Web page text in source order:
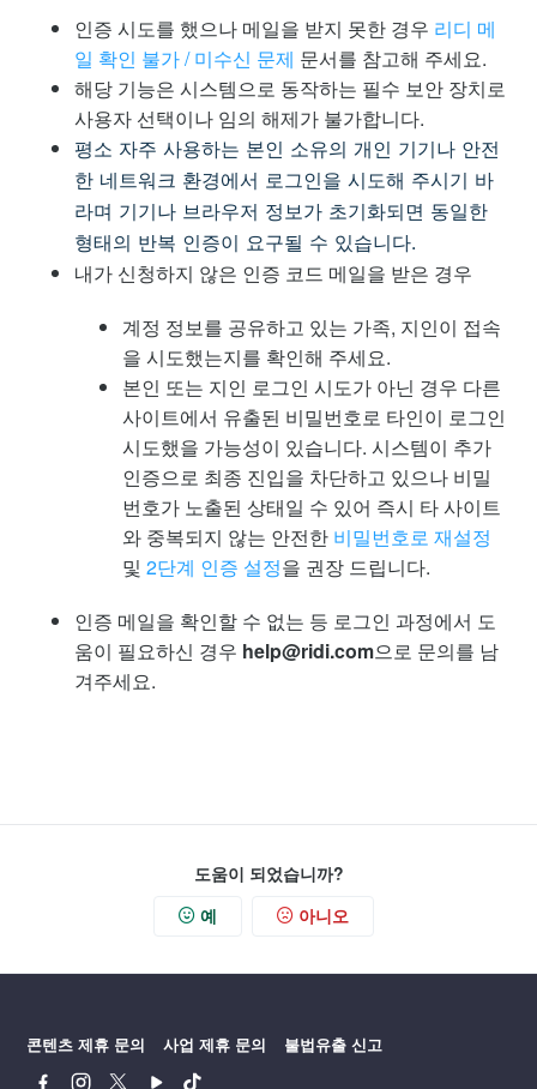
인증 시도를 했으나 메일을 받지 못한 경우 리디 메
일 확인 불가 / 미수신 문제 문서를 참고해 주세요.
해당 기능은 시스템으로 동작하는 필수 보안 장치로
사용자 선택이나 임의 해제가 불가합니다.
평소 자주 사용하는 본인 소유의 개인 기기나 안전
한 네트워크 환경에서 로그인을 시도해 주시기 바
라며 기기나 브라우저 정보가 초기화되면 동일한
형태의 반복 인증이 요구될 수 있습니다.
내가 신청하지 않은 인증 코드 메일을 받은 경우
계정 정보를 공유하고 있는 가족, 지인이 접속
을 시도했는지를 확인해 주세요.
본인 또는 지인 로그인 시도가 아닌 경우 다른
사이트에서 유출된 비밀번호로 타인이 로그인
시도했을 가능성이 있습니다. 시스템이 추가
인증으로 최종 진입을 차단하고 있으나 비밀
번호가 노출된 상태일 수 있어 즉시 타 사이트
와 중복되지 않는 안전한 비밀번호로 재설정
및2단계 인증 설정을 권장 드립니다.
인증 메일을 확인할 수 없는 등 로그인 과정에서 도
움이 필요하신 경우 help@ridi.com으로 문의를 남
겨주세요.
도움이 되었습니까?
예 아니오
콘텐츠 제휴 문의 사업 제휴 문의 불법유출 신고